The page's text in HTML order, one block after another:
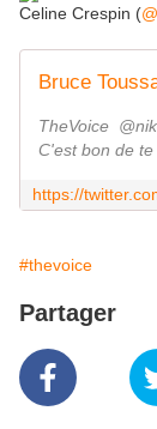
Celine Crespin (
Bruce
TheVoice
C'est bon de
#thevoice
Partager